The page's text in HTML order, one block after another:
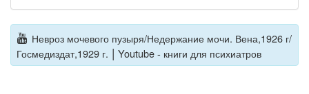
Невроз мочевого пузыря/Недержание мочи. Вена,1926 г/
Госмедиздат,1929 г. | Youtube - книги для психиатров